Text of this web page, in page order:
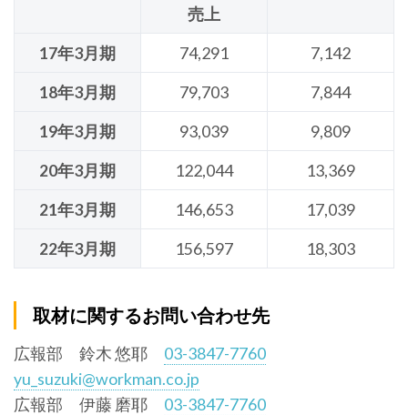
売上
17年3月期 74,291
7,142
18年3月期
79,703
7,844
19年3月期
93,039
9,809
20年3月期
122,044
13,369
21年3月期
146,653
17,039
22年3月期
156,597 18,303
取材に関するお問い合わせ先
広報部 鈴木 悠耶 03-3847-7760
yu_suzuki@workman.co.jp
広報部 伊藤 磨耶 03-3847-7760